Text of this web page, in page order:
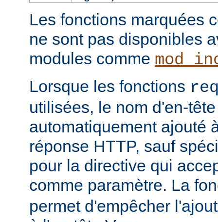
Les fonctions marquées
ne sont pas disponibles
modules comme
Lorsque les fonctions
utilisées, le nom d'en-
automatiquement ajouté
réponse HTTP, sauf
pour la directive qui
comme paramètre. La
permet d'empêcher